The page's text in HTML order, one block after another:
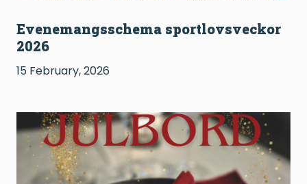
Evenemangsschema sportlovsveckor
2026
15 February, 2026